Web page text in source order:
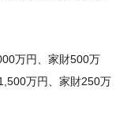
万円、家財500万
万円、家財250万